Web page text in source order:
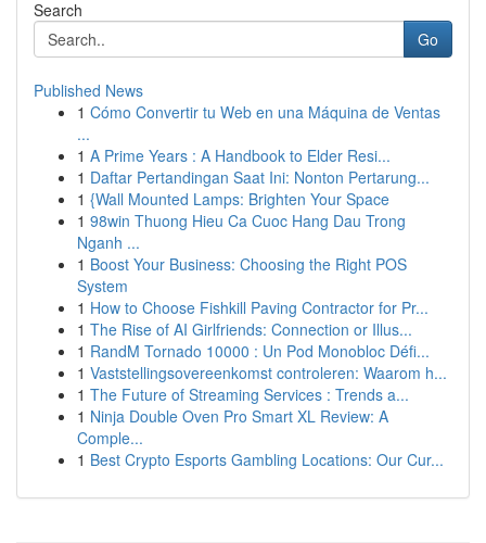
Search
Go
Published News
1 Cómo Convertir tu Web en una Máquina de Ventas
...
1 A Prime Years : A Handbook to Elder Resi...
1 Daftar Pertandingan Saat Ini: Nonton Pertarung...
1 {Wall Mounted Lamps: Brighten Your Space
1 98win Thuong Hieu Ca Cuoc Hang Dau Trong
Nganh ...
1 Boost Your Business: Choosing the Right POS
System
1 How to Choose Fishkill Paving Contractor for Pr...
1 The Rise of AI Girlfriends: Connection or Illus...
1 RandM Tornado 10000 : Un Pod Monobloc Défi...
1 Vaststellingsovereenkomst controleren: Waarom h...
1 The Future of Streaming Services : Trends a...
1 Ninja Double Oven Pro Smart XL Review: A
Comple...
1 Best Crypto Esports Gambling Locations: Our Cur...